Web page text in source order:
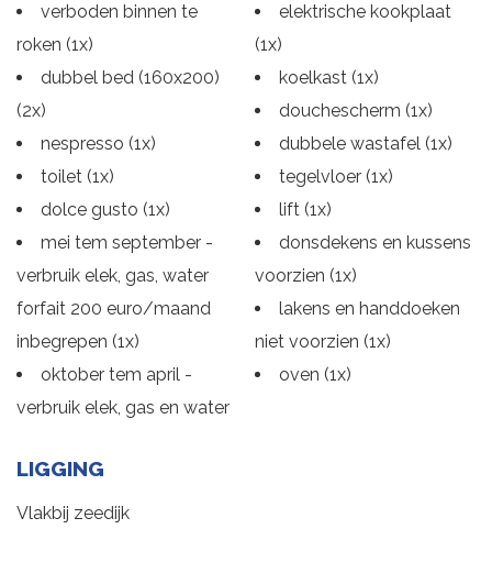
verboden binnen te
roken (1x)
dubbel bed (160x200)
(2x)
nespresso (1x)
toilet (1x)
dolce gusto (1x)
mei tem september -
verbruik elek, gas, water
forfait 200 euro/maand
inbegrepen (1x)
oktober tem april -
verbruik elek, gas en water
elektrische kookplaat
(1x)
koelkast (1x)
douchescherm (1x)
dubbele wastafel (1x)
tegelvloer (1x)
lift (1x)
donsdekens en kussens
voorzien (1x)
lakens en handdoeken
niet voorzien (1x)
oven (1x)
LIGGING
Vlakbij zeedijk